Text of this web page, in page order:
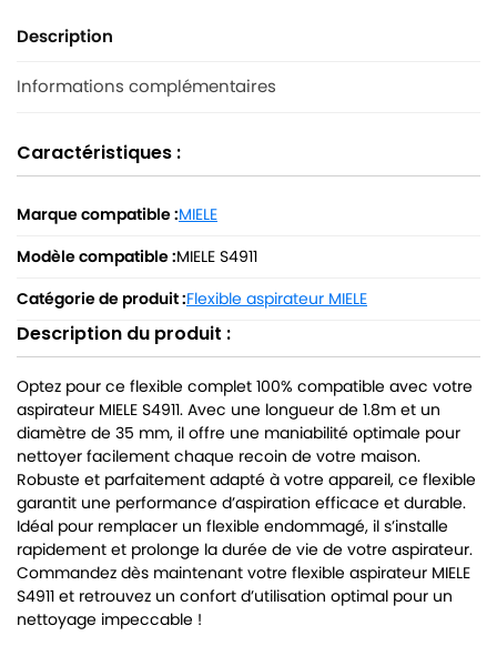
Description
Informations complémentaires
Caractéristiques :
Marque compatible :MIELE
Modèle compatible :MIELE S4911
Catégorie de produit :Flexible aspirateur MIELE
Description du produit :
Optez pour ce flexible complet 100% compatible avec votre
aspirateur MIELE S4911. Avec une longueur de 1.8m et un
diamètre de 35 mm, il offre une maniabilité optimale pour
nettoyer facilement chaque recoin de votre maison.
Robuste et parfaitement adapté à votre appareil, ce flexible
garantit une performance d’aspiration efficace et durable.
Idéal pour remplacer un flexible endommagé, il s’installe
rapidement et prolonge la durée de vie de votre aspirateur.
Commandez dès maintenant votre flexible aspirateur MIELE
S4911 et retrouvez un confort d’utilisation optimal pour un
nettoyage impeccable !